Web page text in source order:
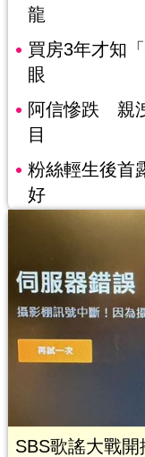
龍
買房3年才知
眼
阿信慘跌 親
目
粉絲輕生後首
好
SBS歌謠大戰